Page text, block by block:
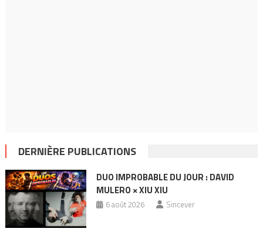
DERNIÈRE PUBLICATIONS
DUO IMPROBABLE DU JOUR : DAVID
MULERO × XIU XIU
6 août 2026 Sincever